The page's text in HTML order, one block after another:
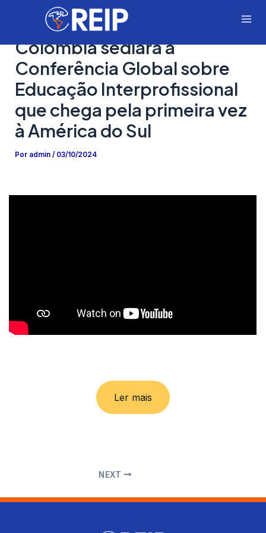
conteúdo
Colômbia sediará a
Conferência Global sobre
Educação Interprofissional
que chega pela primeira vez
à América do Sul
Por admin/ 03/10/2024
Ler mais
NEXT